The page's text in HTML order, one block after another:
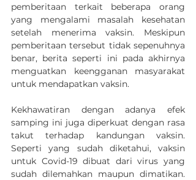
pemberitaan terkait beberapa orang
yang mengalami masalah kesehatan
setelah menerima vaksin. Meskipun
pemberitaan tersebut tidak sepenuhnya
benar, berita seperti ini pada akhirnya
menguatkan keengganan masyarakat
untuk mendapatkan vaksin.
Kekhawatiran dengan adanya efek
samping ini juga diperkuat dengan rasa
takut terhadap kandungan vaksin.
Seperti yang sudah diketahui, vaksin
untuk Covid-19 dibuat dari virus yang
sudah dilemahkan maupun dimatikan.